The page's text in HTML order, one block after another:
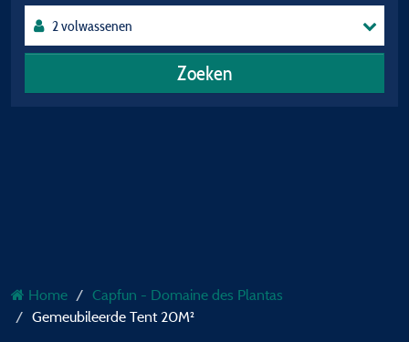
Zoeken
Home
Capfun - Domaine des Plantas
Gemeubileerde Tent 20M²